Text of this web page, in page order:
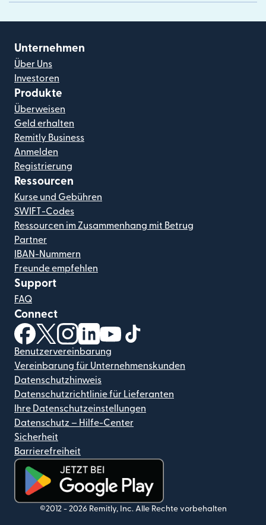
Unternehmen
Über Uns
Investoren
Produkte
Überweisen
Geld erhalten
Remitly Business
Anmelden
Registrierung
Ressourcen
Kurse und Gebühren
SWIFT-Codes
Ressourcen im Zusammenhang mit Betrug
Partner
IBAN-Nummern
Freunde empfehlen
Support
FAQ
Connect
(wird in einem neuen Fenster geöffnet)
(wird in einem neuen Fenster geöffnet)
(wird in einem neuen Fenster geöffnet)
(wird in einem neuen Fenster geöffnet)
(wird in einem neuen Fenster
Benutzervereinbarung
Vereinbarung für Unternehmenskunden
Datenschutzhinweis
Datenschutzrichtlinie für Lieferanten
Ihre Datenschutzeinstellungen
Datenschutz – Hilfe-Center
Sicherheit
Barrierefreiheit
(wird in einem neuen Fenster geöffnet)
©2012 - 2026 Remitly, Inc. Alle Rechte vorbehalten